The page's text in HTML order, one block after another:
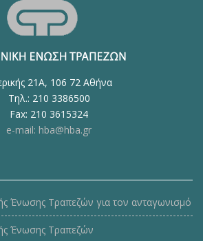
21Α, 106 72 Αθήνα
Τηλ.: 210 3386500
Fax: 210 3615324
e-mail: hba@hba.gr
Ένωσης Τραπεζών για τον ανταγωνισμό
Ένωσης Τραπεζών